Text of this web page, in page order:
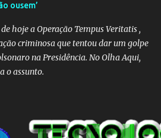
ousem’
hoje a Operação Tempus Veritatis ,
criminosa que tentou dar um golpe
na Presidência. No Olha Aqui,
o assunto.